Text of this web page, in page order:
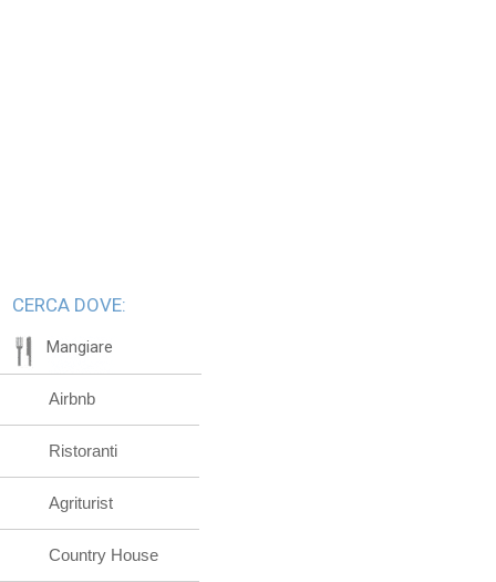
CERCA DOVE:
Mangiare
Airbnb
Ristoranti
Agriturist
Country House